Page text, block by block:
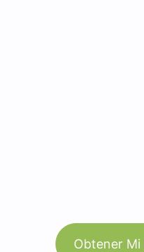
Obtener Mi